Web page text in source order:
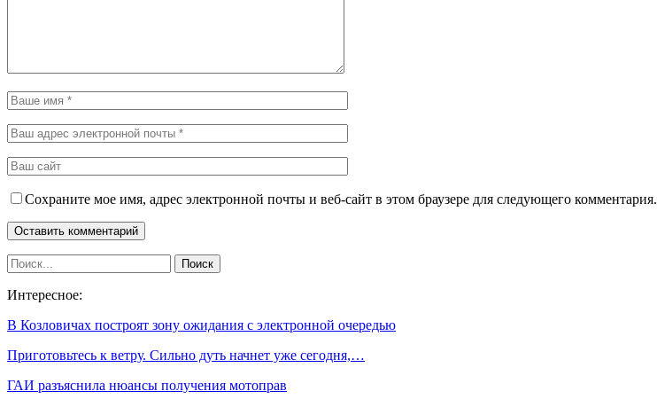
Сохраните мое имя, адрес электронной почты и веб-сайт в этом браузере для следующего комментария.
Интересное:
В Козловичах построят зону ожидания с электронной очередью
Приготовьтесь к ветру. Сильно дуть начнет уже сегодня,…
ГАИ разъяснила нюансы получения мотоправ